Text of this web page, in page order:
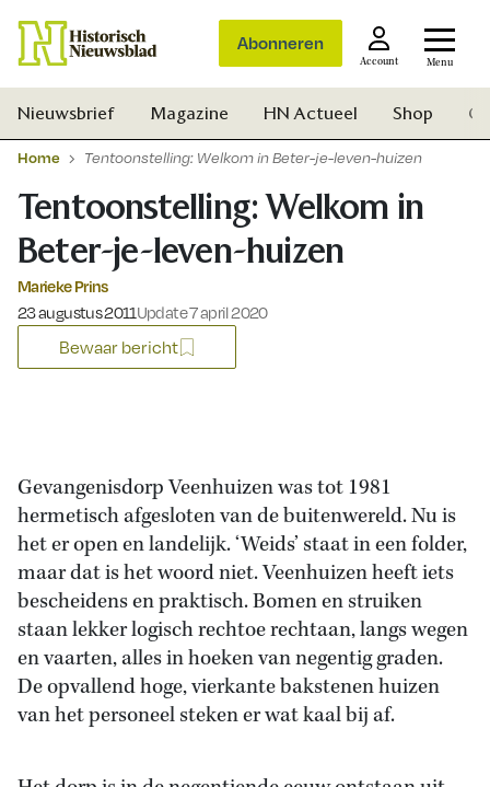
Abonneren
Account Menu
Nieuwsbrief Magazine HN Actueel Shop
Home Tentoonstelling: Welkom in Beter-je-leven-huizen
Tentoonstelling: Welkom in
Beter-je-leven-huizen
Marieke Prins
Gepubliceerd op:
23 augustus 2011Update 7 april 2020
Bewaar bericht
Gevangenisdorp Veenhuizen was tot 1981
hermetisch afgesloten van de buitenwereld. Nu is
het er open en landelijk. ‘Weids’ staat in een folder,
maar dat is het woord niet. Veenhuizen heeft iets
bescheidens en praktisch. Bomen en struiken
staan lekker logisch rechtoe rechtaan, langs wegen
en vaarten, alles in hoeken van negentig graden.
De opvallend hoge, vierkante bakstenen huizen
van het personeel steken er wat kaal bij af.